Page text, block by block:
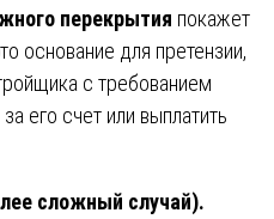
перекрытия покажет
основание для претензии,
с требованием
его счет или выплатить
сложный случай).